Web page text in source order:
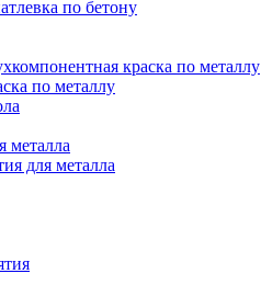
по бетону
краска по металлу
по металлу
металла
для металла